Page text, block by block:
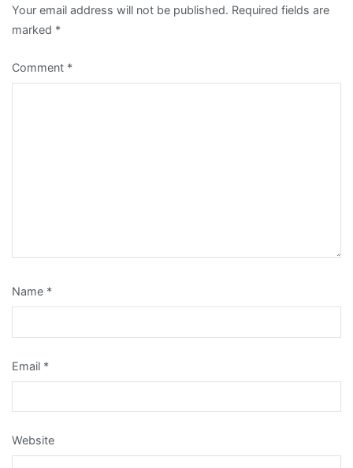
Your email address will not be published. Required fields are
marked *
Comment *
Name *
Email *
Website